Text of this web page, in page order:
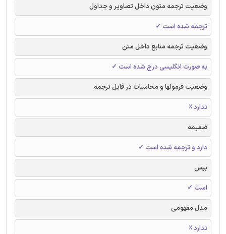
وضعیت ترجمه متون داخل تصاویر و جداول
ترجمه شده است ✓
وضعیت ترجمه منابع داخل متن
به صورت انگلیسی درج شده است ✓
وضعیت فرمولها و محاسبات در فایل ترجمه
ندارد ☓
ضمیمه
دارد و ترجمه شده است ✓
بیس
است ✓
مدل مفهومی
ندارد ☓